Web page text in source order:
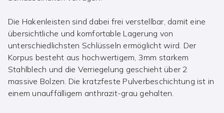
Die Hakenleisten sind dabei frei verstellbar, damit eine
übersichtliche und komfortable Lagerung von
unterschiedlichsten Schlüsseln ermöglicht wird. Der
Korpus besteht aus hochwertigem, 3mm starkem
Stahlblech und die Verriegelung geschieht über 2
massive Bolzen. Die kratzfeste Pulverbeschichtung ist in
einem unauffälligem anthrazit-grau gehalten.